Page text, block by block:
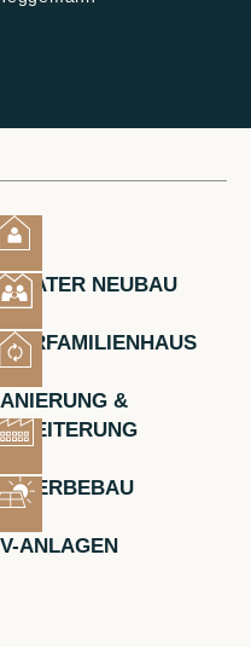
NEUBAU
&
ANLAGEN